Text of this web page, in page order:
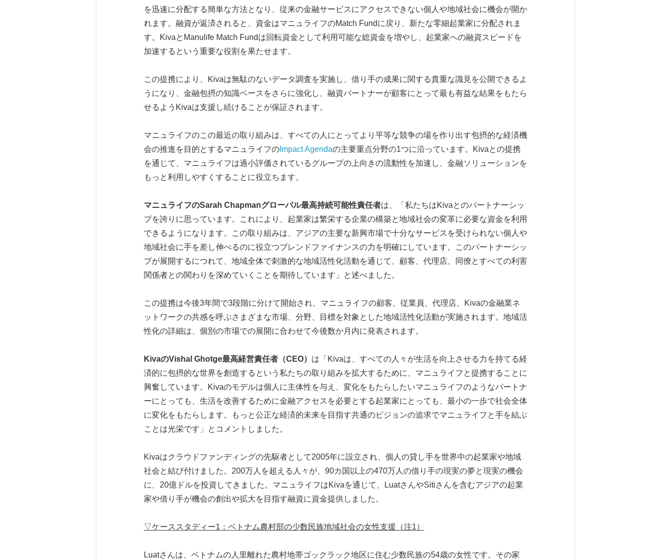
を迅速に分配する簡単な方法となり、従来の金融サービスにアクセスできない個人や地域社会に機会が開か
れます。融資が返済されると、資金はマニュライフのMatch Fundに戻り、新たな零細起業家に分配されま
す。KivaとManulife Match Fundは回転資金として利用可能な総資金を増やし、起業家への融資スピードを
加速するという重要な役割を果たせます。
この提携により、Kivaは無駄のないデータ調査を実施し、借り手の成果に関する貴重な識見を公開できるよ
うになり、金融包摂の知識ベースをさらに強化し、融資パートナーが顧客にとって最も有益な結果をもたら
せるようKivaは支援し続けることが保証されます。
マニュライフのこの最近の取り組みは、すべての人にとってより平等な競争の場を作り出す包摂的な経済機
会の推進を目的とするマニュライフのImpact Agendaの主要重点分野の1つに沿っています。Kivaとの提携
を通じて、マニュライフは過小評価されているグループの上向きの流動性を加速し、金融ソリューションを
もっと利用しやすくすることに役立ちます。
マニュライフのSarah Chapmanグローバル最高持続可能性責任者は、「私たちはKivaとのパートナーシッ
プを誇りに思っています。これにより、起業家は繁栄する企業の構築と地域社会の変革に必要な資金を利用
できるようになります。この取り組みは、アジアの主要な新興市場で十分なサービスを受けられない個人や
地域社会に手を差し伸べるのに役立つブレンドファイナンスの力を明確にしています。このパートナーシッ
プが展開するにつれて、地域全体で刺激的な地域活性化活動を通じて、顧客、代理店、同僚とすべての利害
関係者との関わりを深めていくことを期待しています」と述べました。
この提携は今後3年間で3段階に分けて開始され、マニュライフの顧客、従業員、代理店、Kivaの金融業ネ
ットワークの共感を呼ぶさまざまな市場、分野、目標を対象とした地域活性化活動が実施されます。地域活
性化の詳細は、個別の市場での展開に合わせて今後数か月内に発表されます。
KivaのVishal Ghotge最高経営責任者（CEO） は「Kivaは、すべての人々が生活を向上させる力を持てる経
済的に包摂的な世界を創造するという私たちの取り組みを拡大するために、マニュライフと提携することに
興奮しています。Kivaのモデルは個人に主体性を与え、変化をもたらしたいマニュライフのようなパートナ
ーにとっても、生活を改善するために金融アクセスを必要とする起業家にとっても、最小の一歩で社会全体
に変化をもたらします。もっと公正な経済的未来を目指す共通のビジョンの追求でマニュライフと手を結ぶ
ことは光栄です」とコメントしました。
Kivaはクラウドファンディングの先駆者として2005年に設立され、個人の貸し手を世界中の起業家や地域
社会と結び付けました。200万人を超える人々が、90カ国以上の470万人の借り手の現実の夢と現実の機会
に、20億ドルを投資してきました。マニュライフはKivaを通じて、LuatさんやSitiさんを含むアジアの起業
家や借り手が機会の創出や拡大を目指す融資に資金提供しました。
▽ケーススタディー1 ：ベトナム農村部の少数民族地域社会の女性支援（注1）
Luatさんは、ベトナムの人里離れた農村地帯ゴックラック地区に住む少数民族の54歳の女性です。その家
Japanese
English